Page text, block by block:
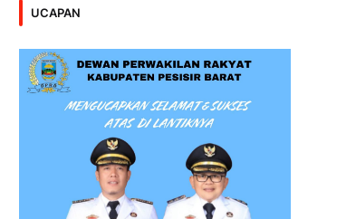
UCAPAN